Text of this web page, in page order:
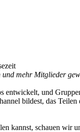
mehr Mitglieder
entwickelt, und
bildest, das
kannst, schauen wir